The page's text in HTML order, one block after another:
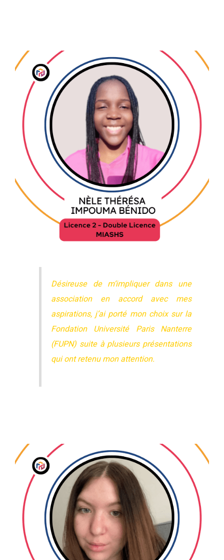
Désireuse de m’impliquer dans une
association en accord avec mes
aspirations, j’ai porté mon choix sur la
Fondation Université Paris Nanterre
(FUPN) suite à plusieurs présentations
qui ont retenu mon attention.